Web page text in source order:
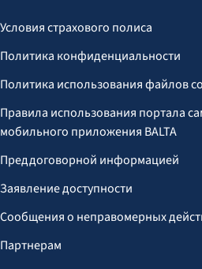
Условия страхового полиса
Политика конфиденциальности
Политика использования файлов
Правила использования портала
мобильного приложения BALTA
Преддоговорной информацией
Заявление доступности
Сообщения о неправомерных
Партнерам